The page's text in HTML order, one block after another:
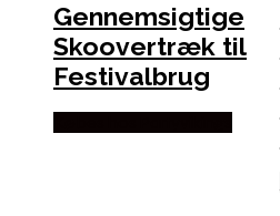
Gennemsigtige
Skoovertræk til
Festivalbrug